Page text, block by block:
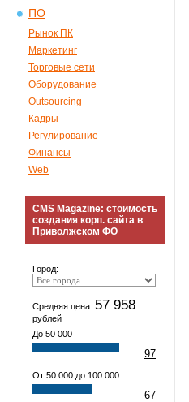
ПО
Рынок ПК
Маркетинг
Торговые сети
Оборудование
Outsourcing
Кадры
Регулирование
Финансы
Web
CMS Magazine: стоимость
создания корп. сайта в
Приволжском ФО
Город:
Средняя цена: 57 958
рублей
До 50 000
97
От 50 000 до 100 000
67